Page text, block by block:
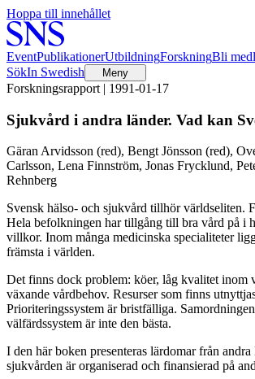
Hoppa till innehållet
EventPublikationerUtbildningForskningBli
SökIn Swedish Meny
Forskningsrapport | 1991-01-17
Sjukvård i andra länder. Vad kan
Gäran Arvidsson (red), Bengt Jönsson (red),
Carlsson, Lena Finnström, Jonas Frycklund,
Rehnberg
Svensk hälso- och sjukvård tillhör världseliten.
Hela befolkningen har tillgång till bra vård på i
villkor. Inom många medicinska specialiteter
främsta i världen.
Det finns dock problem: köer, låg kvalitet inom
växande vårdbehov. Resurser som finns
Prioriteringssystem är bristfälliga.
välfärdssystem är inte den bästa.
I den här boken presenteras lärdomar från andra
sjukvården är organiserad och finansierad på